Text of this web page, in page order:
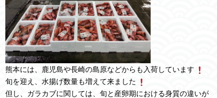
熊本には、鹿児島や長崎の島原などからも入荷しています
旬を迎え、水揚げ数量も増えて来ました
但し、ガラカブに関しては、旬と産卵期における身質の違いが